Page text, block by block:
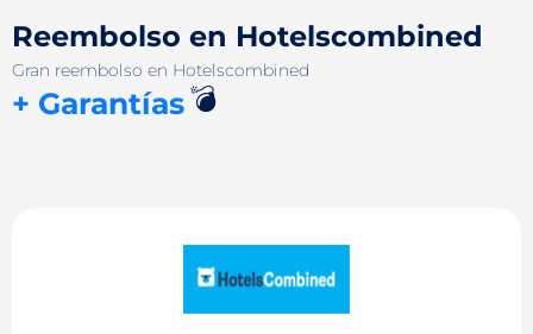
Reembolso en Hotelsсombined
Gran reembolso en Hotelsсombined
+ Garantías💣